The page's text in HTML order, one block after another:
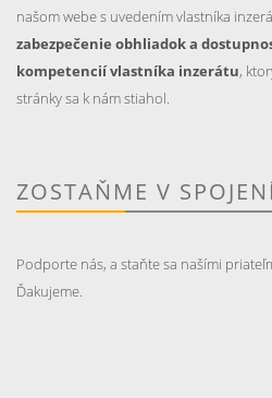
našom webe s uvedením vlastníka
zabezpečenie obhliadok a
kompetencií vlastníka inzerátu,
stránky sa k nám stiahol.
ZOSTAŇME V
Podporte nás, a staňte sa našími
Ďakujeme.